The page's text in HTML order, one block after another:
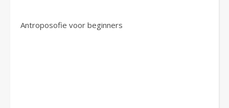
Antroposofie voor beginners